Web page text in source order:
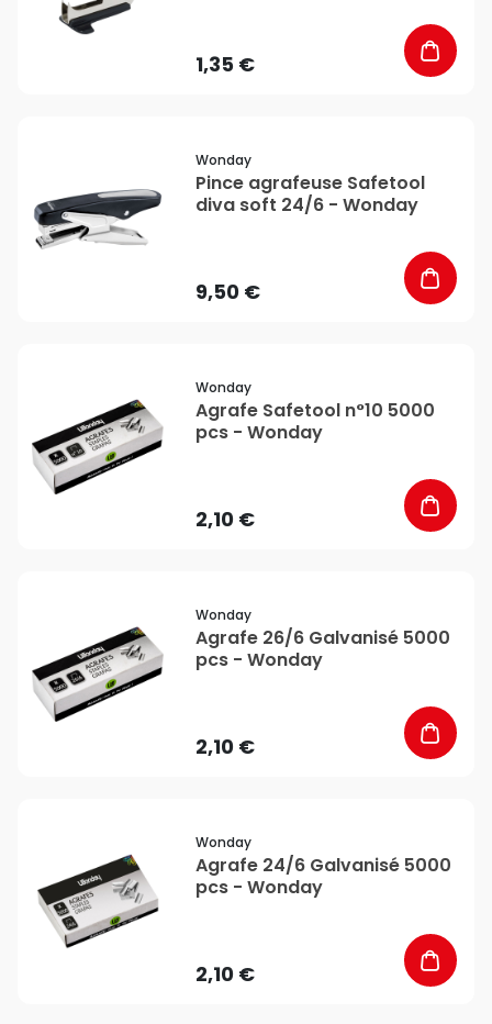
1,35 €
Wonday
Pince agrafeuse Safetool
diva soft 24/6 - Wonday
9,50 €
Wonday
Agrafe Safetool n°10 5000
pcs - Wonday
2,10 €
Wonday
Agrafe 26/6 Galvanisé 5000
pcs - Wonday
2,10 €
Wonday
Agrafe 24/6 Galvanisé 5000
pcs - Wonday
2,10 €